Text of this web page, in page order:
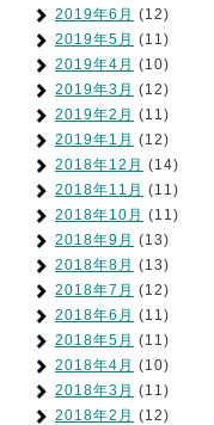
2019年6月 (12)
2019年5月 (11)
2019年4月 (10)
2019年3月 (12)
2019年2月 (11)
2019年1月 (12)
2018年12月 (14)
2018年11月 (11)
2018年10月 (11)
2018年9月 (13)
2018年8月 (13)
2018年7月 (12)
2018年6月 (11)
2018年5月 (11)
2018年4月 (10)
2018年3月 (11)
2018年2月 (12)